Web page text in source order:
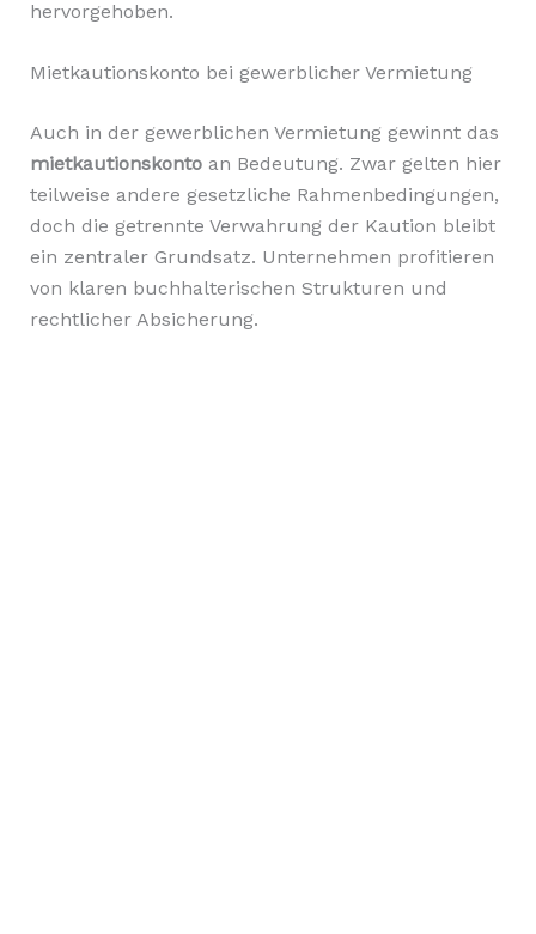
hervorgehoben.
Mietkautionskonto bei gewerblicher Vermietung
Auch in der gewerblichen Vermietung gewinnt das
mietkautionskontoan Bedeutung. Zwar gelten hier
teilweise andere gesetzliche Rahmenbedingungen,
doch die getrennte Verwahrung der Kaution bleibt
ein zentraler Grundsatz. Unternehmen profitieren
von klaren buchhalterischen Strukturen und
rechtlicher Absicherung.